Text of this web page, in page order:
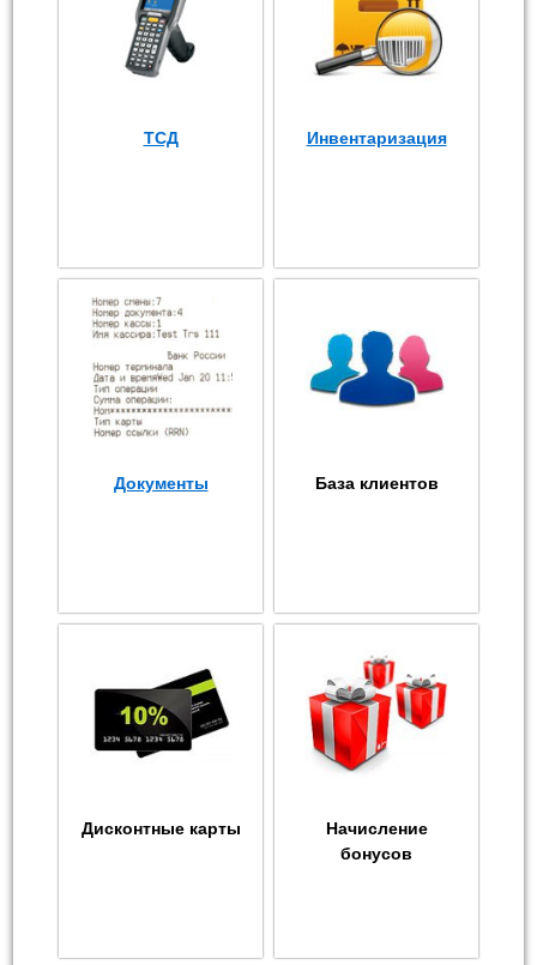
ТСД Инвентаризация
Документы База клиентов
Дисконтные карты
Начисление
бонусов